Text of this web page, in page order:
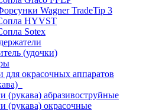
Wagner TradeTip 3
HYVST
Sotex
(удочки)
для окрасочных аппаратов
(рукава) абразивоструйные
(рукава) окрасочные